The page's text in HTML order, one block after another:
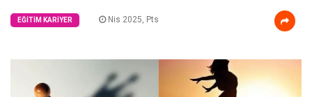
EĞITIM KARIYER Nis 2025, Pts